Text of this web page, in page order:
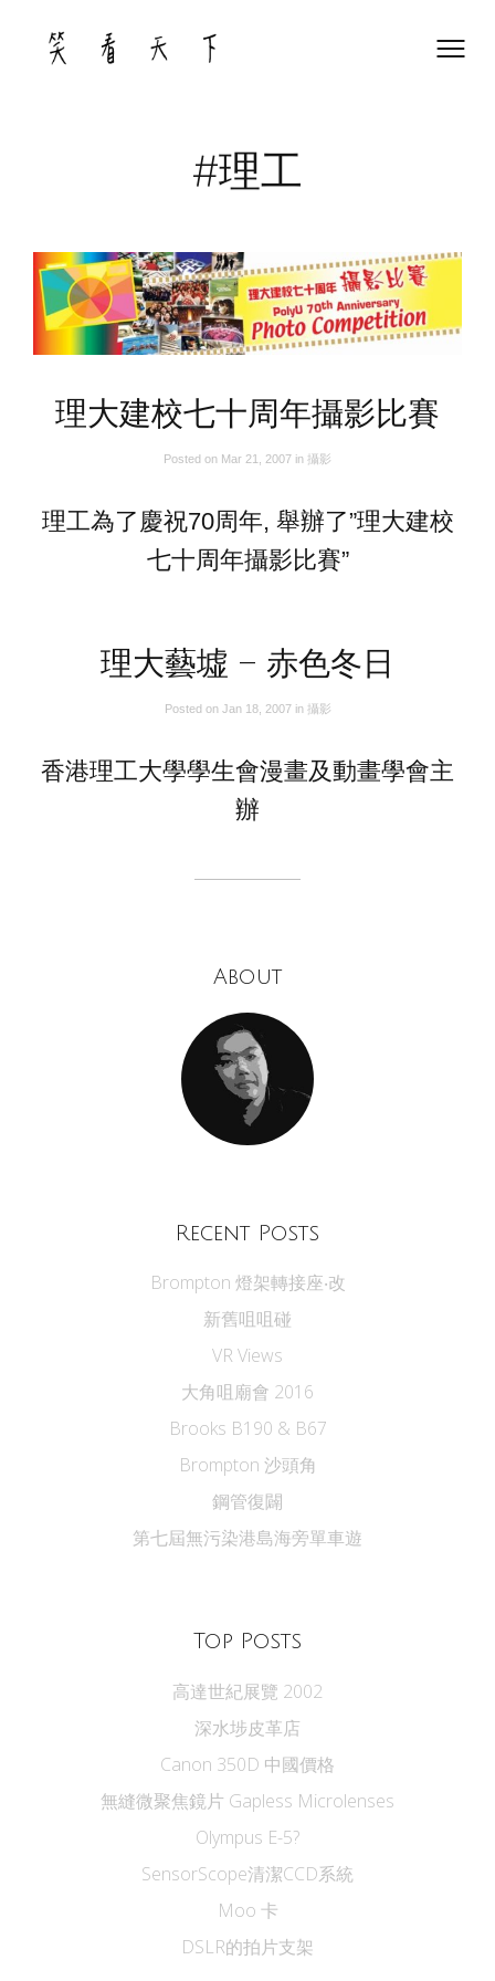
content
#理工
理大建校七十周年攝影比賽
Posted on Mar 21, 2007 in 攝影
理工為了慶祝70周年, 舉辦了”理大建校
七十周年攝影比賽”
理大藝墟 – 赤色冬日
Posted on Jan 18, 2007 in 攝影
香港理工大學學生會漫畫及動畫學會主
辦
About
Recent Posts
Brompton 燈架轉接座‧改
新舊咀咀碰
VR Views
大角咀廟會 2016
Brooks B190 & B67
Brompton 沙頭角
鋼管復闢
第七屆無污染港島海旁單車遊
Top Posts
高達世紀展覽 2002
深水埗皮革店
Canon 350D 中國價格
無縫微聚焦鏡片 Gapless Microlenses
Olympus E-5?
SensorScope清潔CCD系統
Moo 卡
DSLR的拍片支架